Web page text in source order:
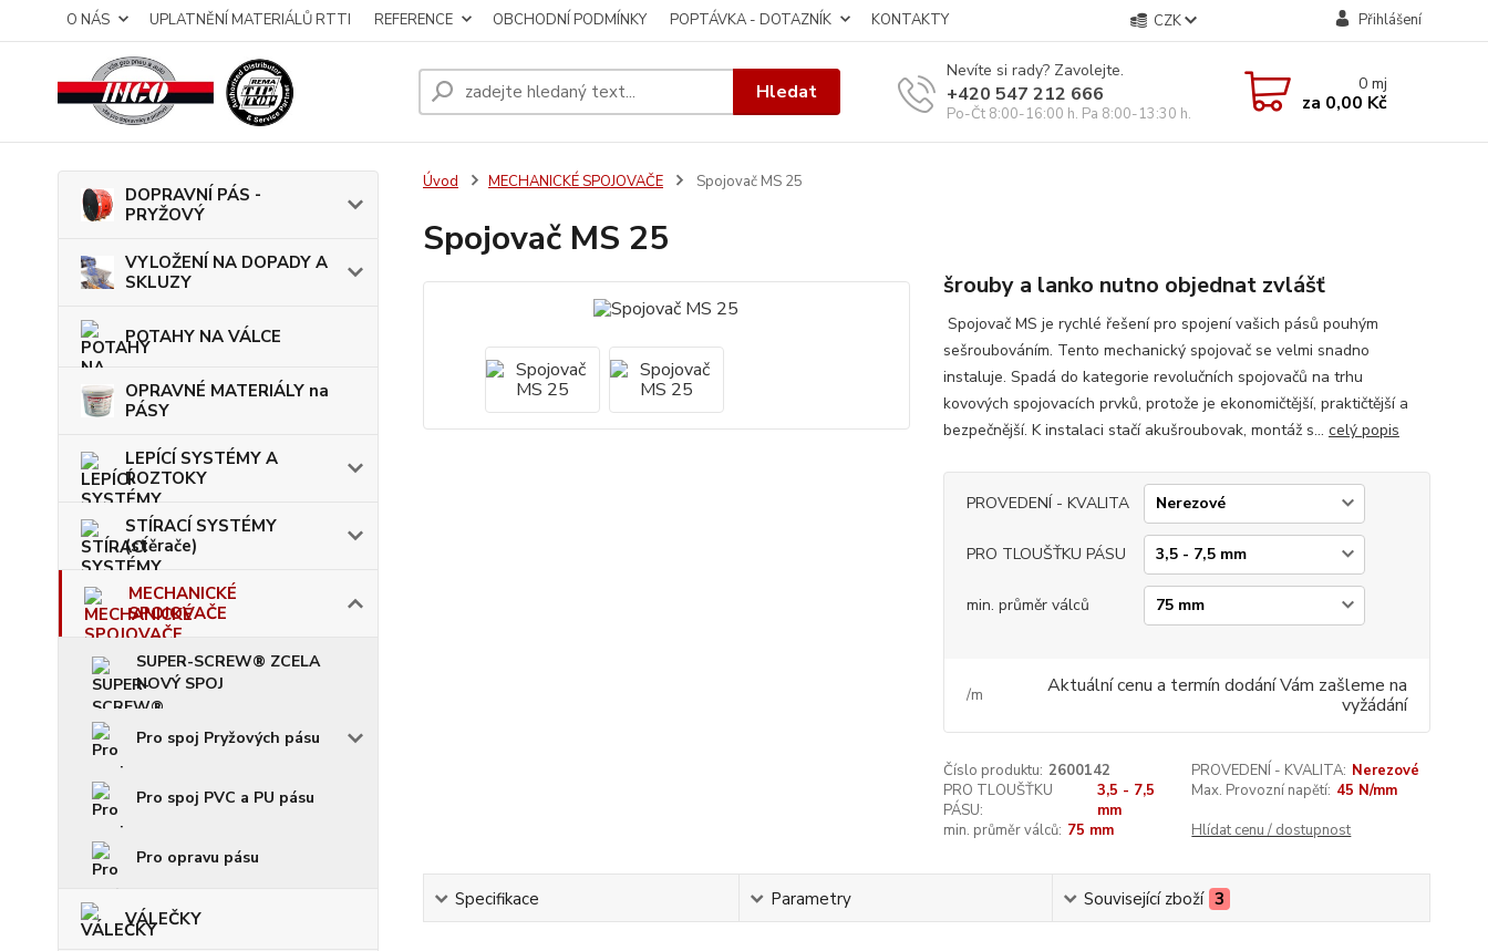
O NÁS UPLATNĚNÍ MATERIÁLŮ RTTI REFERENCE OBCHODNÍ PODMÍNKY POPTÁVKA - DOTAZNÍK KONTAKTY CZK Přihlášení
Hledat
Nevíte si rady? Zavolejte.
+420 547 212 666
Po-Čt 8:00-16:00 h. Pa 8:00-13:30 h.
0mj
za 0,00 Kč
DOPRAVNÍ PÁS -
PRYŽOVÝ
VYLOŽENÍ NA DOPADY A
SKLUZY
POTAHY NA VÁLCE
OPRAVNÉ MATERIÁLY na
PÁSY
LEPÍCÍ SYSTÉMY A
ROZTOKY
STÍRACÍ SYSTÉMY
(stěrače)
MECHANICKÉ
SPOJOVAČE
SUPER-SCREW® ZCELA
NOVÝ SPOJ
Pro spoj Pryžových pásu
Pro spoj PVC a PU pásu
Pro opravu pásu
VÁLEČKY
Úvod MECHANICKÉ SPOJOVAČE Spojovač MS 25
Spojovač MS 25
šrouby a lanko nutno objednat zvlášť
Spojovač MS je rychlé řešení pro spojení vašich pásů pouhým
sešroubováním. Tento mechanický spojovač se velmi snadno
instaluje. Spadá do kategorie revolučních spojovačů na trhu
kovových spojovacích prvků, protože je ekonomičtější, praktičtější a
bezpečnější. K instalaci stačí akušroubovak, montáž s... celý popis
PROVEDENÍ - KVALITA
PRO TLOUŠŤKU PÁSU
min. průměr válců
/m
Aktuální cenu a termín dodání Vám zašleme na
vyžádání
Číslo produktu: 2600142 PROVEDENÍ - KVALITA: Nerezové
PRO TLOUŠŤKU
PÁSU:
3,5 - 7,5
mm
Max. Provozní napětí: 45 N/mm
min. průměr válců: 75 mm Hlídat cenu / dostupnost
Specifikace Parametry Související zboží 3